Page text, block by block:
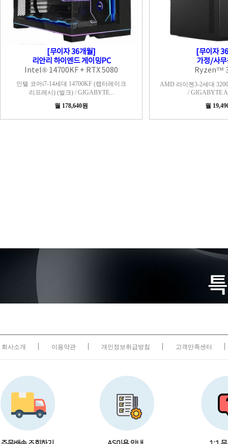
회사소개 이용약관 개인정보취급방침 고객만족센터